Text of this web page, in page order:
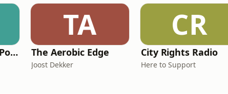
De Ongelooflijke Podcast
TA
The Aerobic Edge
Joost Dekker
CR
City Rights Radio
Here to Support